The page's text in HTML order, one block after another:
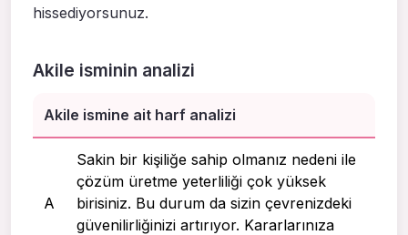
hissediyorsunuz.
Akile isminin analizi
Akile ismine ait harf analizi
A
Sakin bir kişiliğe sahip olmanız nedeni ile
çözüm üretme yeterliliği çok yüksek
birisiniz. Bu durum da sizin çevrenizdeki
güvenilirliğinizi artırıyor. Kararlarınıza